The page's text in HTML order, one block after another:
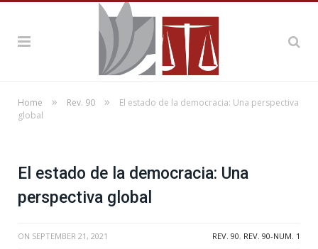
Home » Rev. 90 »
El estado de la democracia: Una perspectiva
global
El estado de la democracia: Una
perspectiva global
ON SEPTEMBER 21, 2021 REV. 90, REV. 90-NUM. 1